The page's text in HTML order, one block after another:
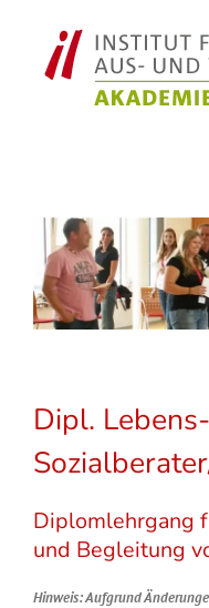
Dipl.
Diplomlehrgang
und Begleitung
Hinweis: Aufgrund